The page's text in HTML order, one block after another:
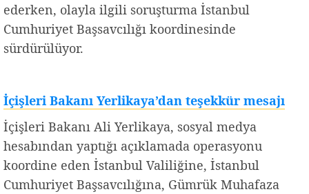
ederken, olayla ilgili soruşturma İstanbul
Cumhuriyet Başsavcılığı koordinesinde
sürdürülüyor.
İçişleri Bakanı Yerlikaya’dan teşekkür mesajı
İçişleri Bakanı Ali Yerlikaya, sosyal medya
hesabından yaptığı açıklamada operasyonu
koordine eden İstanbul Valiliğine, İstanbul
Cumhuriyet Başsavcılığına, Gümrük Muhafaza